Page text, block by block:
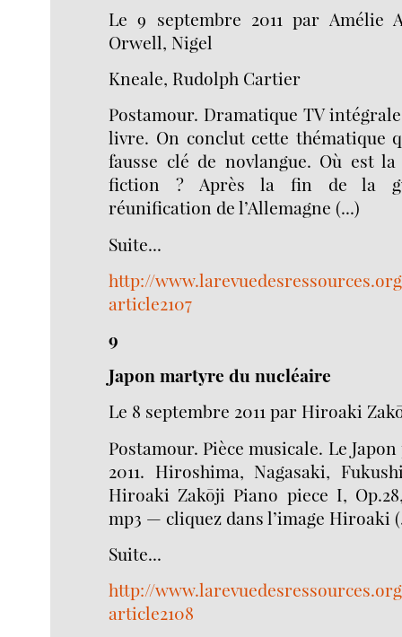
Le 9 septembre 2011 par Amélie
Orwell, Nigel
Kneale, Rudolph Cartier
Postamour. Dramatique TV
livre. On conclut cette thématique
fausse clé de novlangue. Où est
fiction ? Après la fin de la
réunification de l’Allemagne (...)
Suite...
http://
article2107
9
Japon martyre du nucléaire
Le 8 septembre 2011 par Hiroaki
Postamour. Pièce musicale. Le
2011. Hiroshima, Nagasaki,
Hiroaki Zakōji Piano piece I,
mp3 — cliquez dans l’image Hiroaki
Suite...
http://
article2108